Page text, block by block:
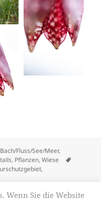
Kategorien
Bach/Fluss/See/Meer,
, Pflanzen,Wiese
,
Wenn Sie die Website